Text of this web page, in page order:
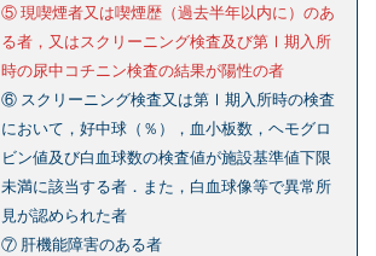
⑤ 現喫煙者又は喫煙歴（過去半年以内に）のあ
る者，又はスクリーニング検査及び第Ⅰ期入所
時の尿中コチニン検査の結果が陽性の者
⑥ スクリーニング検査又は第Ⅰ期入所時の検査
において，好中球（％），血小板数，ヘモグロ
ビン値及び白血球数の検査値が施設基準値下限
未満に該当する者．また，白血球像等で異常所
見が認められた者
⑦ 肝機能障害のある者